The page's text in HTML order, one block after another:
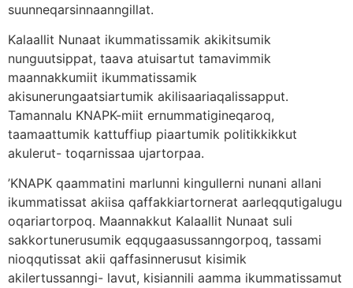
suunneqarsinnaanngillat.
Kalaallit Nunaat ikummatissamik akikitsumik
nunguutsippat, taava atuisartut tamavimmik
maannakkumiit ikummatissamik
akisunerungaatsiartumik akilisaariaqalissapput.
Tamannalu KNAPK-miit ernummatigineqaroq,
taamaattumik kattuffiup piaartumik politikkikkut
akulerut- toqarnissaa ujartorpaa.
’KNAPK qaammatini marlunni kingullerni nunani allani
ikummatissat akiisa qaffakkiartornerat aarleqqutigalugu
oqariartorpoq. Maannakkut Kalaallit Nunaat suli
sakkortunerusumik eqqugaasussanngorpoq, tassami
nioqqutissat akii qaffasinnerusut kisimik
akilertussanngi- lavut, kisiannili aamma ikummatissamut